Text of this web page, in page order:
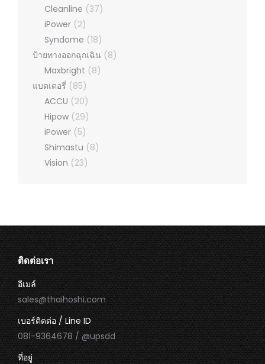
Cleanline (37)
iPower (2)
Syndome (18)
ป้ายทางออกฉุกเฉิน (8)
Maxbright (8)
แบตเตอรี่ (85)
ACCU (20)
Hipow (29)
iPower (5)
Shimastu (8)
Vision (23)
ติดต่อเรา
อีเมล์
sales@thaihoshi.com
เบอร์ติดต่อ / Line ID
081-9364678 / @upsdd
ที่อยู่